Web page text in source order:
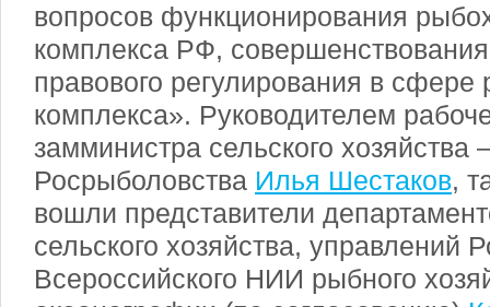
вопросов функционирования
комплекса РФ,
правового регулирования в сфере
комплекса». Руководителем
замминистра сельского хозяйства
Росрыболовства Илья Шестаков,
вошли представители
сельского хозяйства, управлений
Всероссийского НИИ рыбного